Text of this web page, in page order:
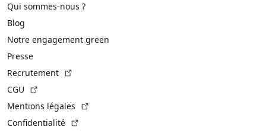
Qui sommes-nous ?
Blog
Notre engagement green
Presse
Recrutement
CGU
Mentions légales
Confidentialité